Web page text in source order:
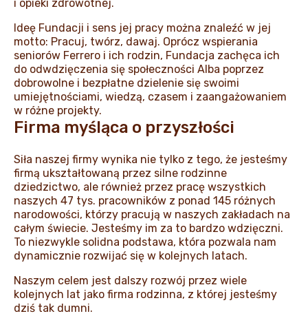
i opieki zdrowotnej.
Ideę Fundacji i sens jej pracy można znaleźć w jej
motto: Pracuj, twórz, dawaj. Oprócz wspierania
seniorów Ferrero i ich rodzin, Fundacja zachęca ich
do odwdzięczenia się społeczności Alba poprzez
dobrowolne i bezpłatne dzielenie się swoimi
umiejętnościami, wiedzą, czasem i zaangażowaniem
w różne projekty.
Firma myśląca o przyszłości
Siła naszej firmy wynika nie tylko z tego, że jesteśmy
firmą ukształtowaną przez silne rodzinne
dziedzictwo, ale również przez pracę wszystkich
naszych 47 tys. pracowników z ponad 145 różnych
narodowości, którzy pracują w naszych zakładach na
całym świecie. Jesteśmy im za to bardzo wdzięczni.
To niezwykle solidna podstawa, która pozwala nam
dynamicznie rozwijać się w kolejnych latach.
Naszym celem jest dalszy rozwój przez wiele
kolejnych lat jako firma rodzinna, z której jesteśmy
dziś tak dumni.